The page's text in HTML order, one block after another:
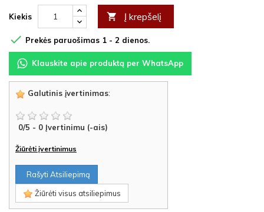
Kiekis  Į krepšelį
 Prekės paruošimas 1 - 2 dienos.
Klauskite apie produktą per WhatsApp
Galutinis įvertinimas:
0/5 - 0 Įvertinimu (-ais)
Žiūrėti įvertinimus
Rašyti Atsiliepimą
Žiūrėti visus atsiliepimus